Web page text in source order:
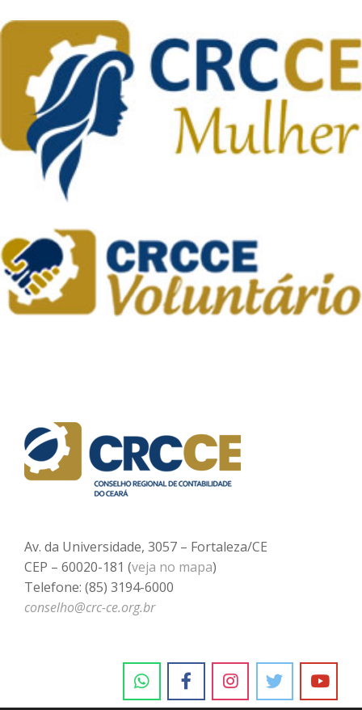
Av. da Universidade, 3057 – Fortaleza/CE
CEP – 60020-181 (veja no mapa)
Telefone: (85) 3194-6000
conselho@crc-ce.org.br